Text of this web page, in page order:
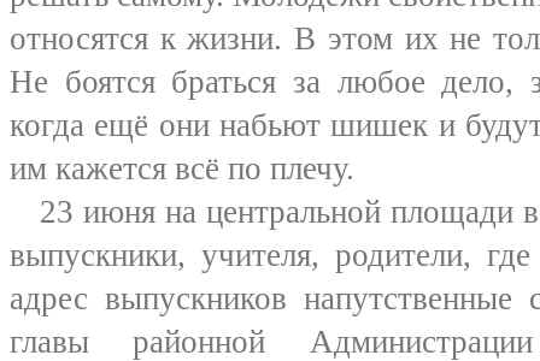
относятся к жизни. В этом их не
Не боятся браться за любое
когда ещё они набьют шишек и
им кажется всё по плечу.
23 июня на центральной площади в
выпускники, учителя, родители,
адрес выпускников напутственные
главы районной